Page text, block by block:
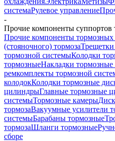
системаРулевое управление
-
Прочие компоненты суппортов
Прочие компоненты тормозных
(стояночного) тормоза
тормозной системыКолодки
тормозныеНакладки тормозные
ремкомплекты тормозной
колодокКолодки тормозные
цилиндрыГлавные тормозные
системыТормозные камеры
тормозаВакуумные усилители
системыБарабаны тормозные
тормозаШланги тормозные
сборе